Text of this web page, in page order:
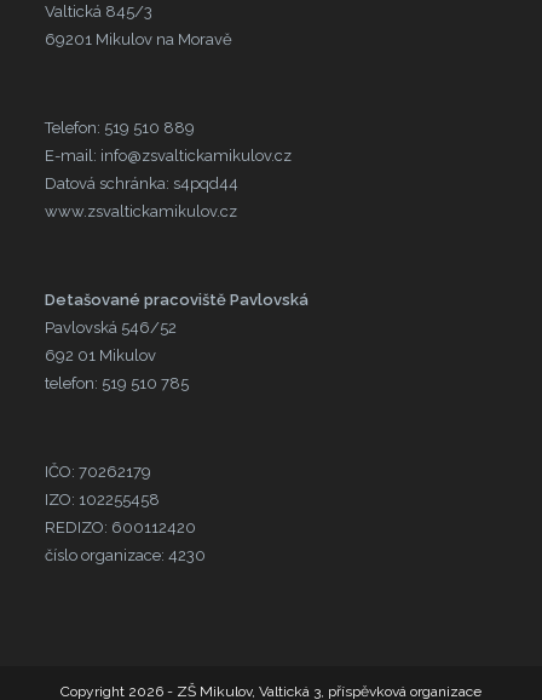
Valtická 845/3
69201 Mikulov na Moravě
Telefon: 519 510 889
E-mail: info@zsvaltickamikulov.cz
Datová schránka: s4pqd44
www.zsvaltickamikulov.cz
Detašované pracoviště Pavlovská
Pavlovská 546/52
692 01 Mikulov
telefon: 519 510 785
IČO: 70262179
IZO: 102255458
REDIZO: 600112420
číslo organizace: 4230
Copyright 2026 - ZŠ Mikulov, Valtická 3, příspěvková organizace